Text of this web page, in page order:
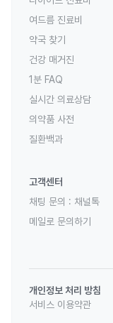
여드름 진료비
약국 찾기
건강 매거진
1분 FAQ
실시간 의료상담
의약품 사전
질환백과
고객센터
채팅 문의 : 채널톡
메일로 문의하기
개인정보 처리 방침
서비스 이용약관